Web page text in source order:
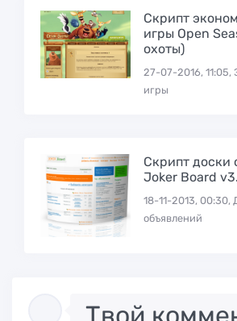
Скрипт
игры Open
охоты)
27-07-2016, 11:05,
игры
Скрипт доски
Joker Board
18-11-2013, 00:30,
объявлений